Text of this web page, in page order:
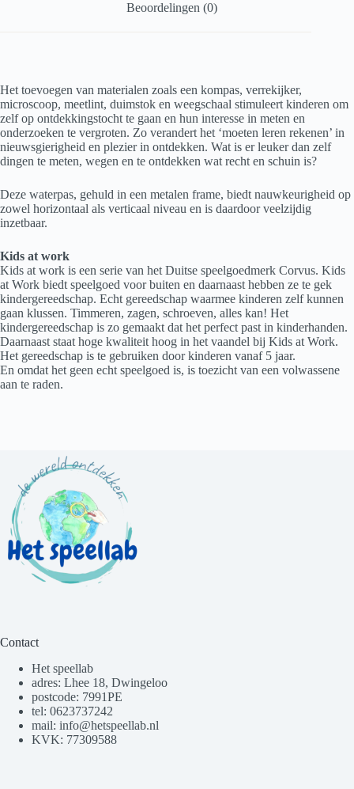
Beoordelingen (0)
Het toevoegen van materialen zoals een kompas, verrekijker,
microscoop, meetlint, duimstok en weegschaal stimuleert kinderen om
zelf op ontdekkingstocht te gaan en hun interesse in meten en
onderzoeken te vergroten. Zo verandert het ‘moeten leren rekenen’ in
nieuwsgierigheid en plezier in ontdekken. Wat is er leuker dan zelf
dingen te meten, wegen en te ontdekken wat recht en schuin is?
Deze waterpas, gehuld in een metalen frame, biedt nauwkeurigheid op
zowel horizontaal als verticaal niveau en is daardoor veelzijdig
inzetbaar.
Kids at work
Kids at work is een serie van het Duitse speelgoedmerk Corvus. Kids
at Work biedt speelgoed voor buiten en daarnaast hebben ze te gek
kindergereedschap. Echt gereedschap waarmee kinderen zelf kunnen
gaan klussen. Timmeren, zagen, schroeven, alles kan! Het
kindergereedschap is zo gemaakt dat het perfect past in kinderhanden.
Daarnaast staat hoge kwaliteit hoog in het vaandel bij Kids at Work.
Het gereedschap is te gebruiken door kinderen vanaf 5 jaar.
En omdat het geen echt speelgoed is, is toezicht van een volwassene
aan te raden.
Contact
Het speellab
adres: Lhee 18, Dwingeloo
postcode: 7991PE
tel: 0623737242
mail: info@hetspeellab.nl
KVK: 77309588